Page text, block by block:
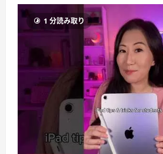
1 分読み取り